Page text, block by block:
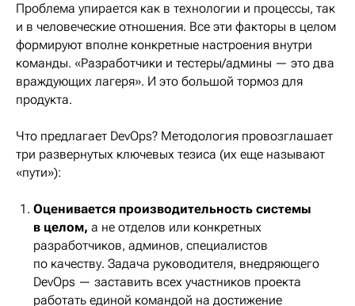
Проблема упирается как в технологии и процессы, так
и в человеческие отношения. Все эти факторы в целом
формируют вполне конкретные настроения внутри
команды. «Разработчики и тестеры/админы — это два
враждующих лагеря». И это большой тормоз для
продукта.
Что предлагает DevOps? Методология провозглашает
три развернутых ключевых тезиса (их еще называют
«пути»):
Оценивается производительность системы
в целом, а не отделов или конкретных
разработчиков, админов, специалистов
по качеству. Задача руководителя, внедряющего
DevOps — заставить всех участников проекта
работать единой командой на достижение